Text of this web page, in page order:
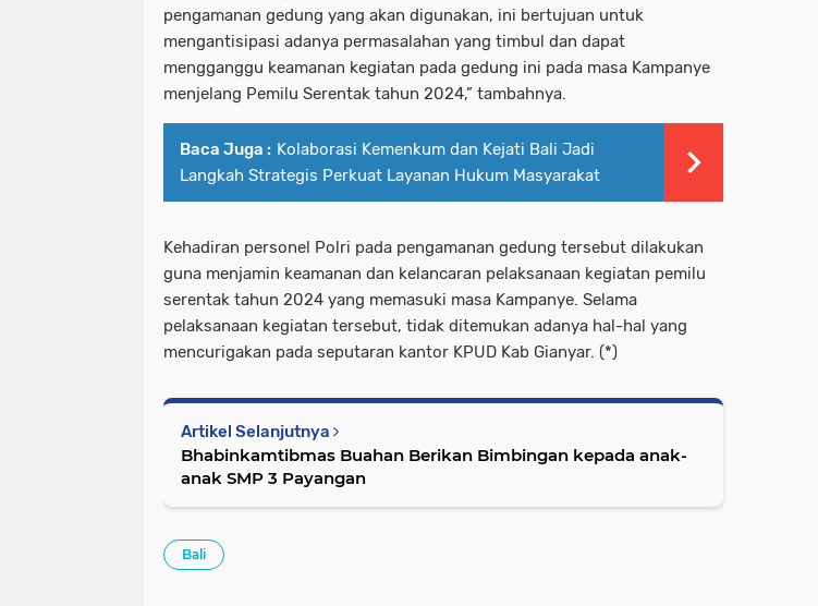
pengamanan gedung yang akan digunakan, ini bertujuan untuk
mengantisipasi adanya permasalahan yang timbul dan dapat
mengganggu keamanan kegiatan pada gedung ini pada masa Kampanye
menjelang Pemilu Serentak tahun 2024,” tambahnya.
Baca Juga : Kolaborasi Kemenkum dan Kejati Bali Jadi
Langkah Strategis Perkuat Layanan Hukum Masyarakat
Kehadiran personel Polri pada pengamanan gedung tersebut dilakukan
guna menjamin keamanan dan kelancaran pelaksanaan kegiatan pemilu
serentak tahun 2024 yang memasuki masa Kampanye. Selama
pelaksanaan kegiatan tersebut, tidak ditemukan adanya hal-hal yang
mencurigakan pada seputaran kantor KPUD Kab Gianyar. (*)
Artikel Selanjutnya
Bhabinkamtibmas Buahan Berikan Bimbingan kepada anak-
anak SMP 3 Payangan
Bali